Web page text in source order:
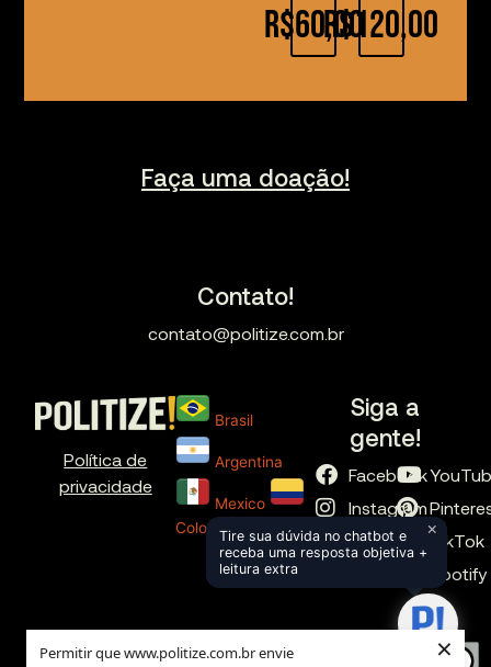
Permitir que www.politize.com.br envie
×
R$60,00R$120,00
Faça uma doação!
Contato!
contato@politize.com.br
Política de
privacidade
Brasil
Argentina
Mexico
Colombia
Siga a
gente!
Facebook
Instagram
X
TikTok
Spotify
Tire sua dúvida no chatbot e
receba uma resposta objetiva +
leitura extra
×